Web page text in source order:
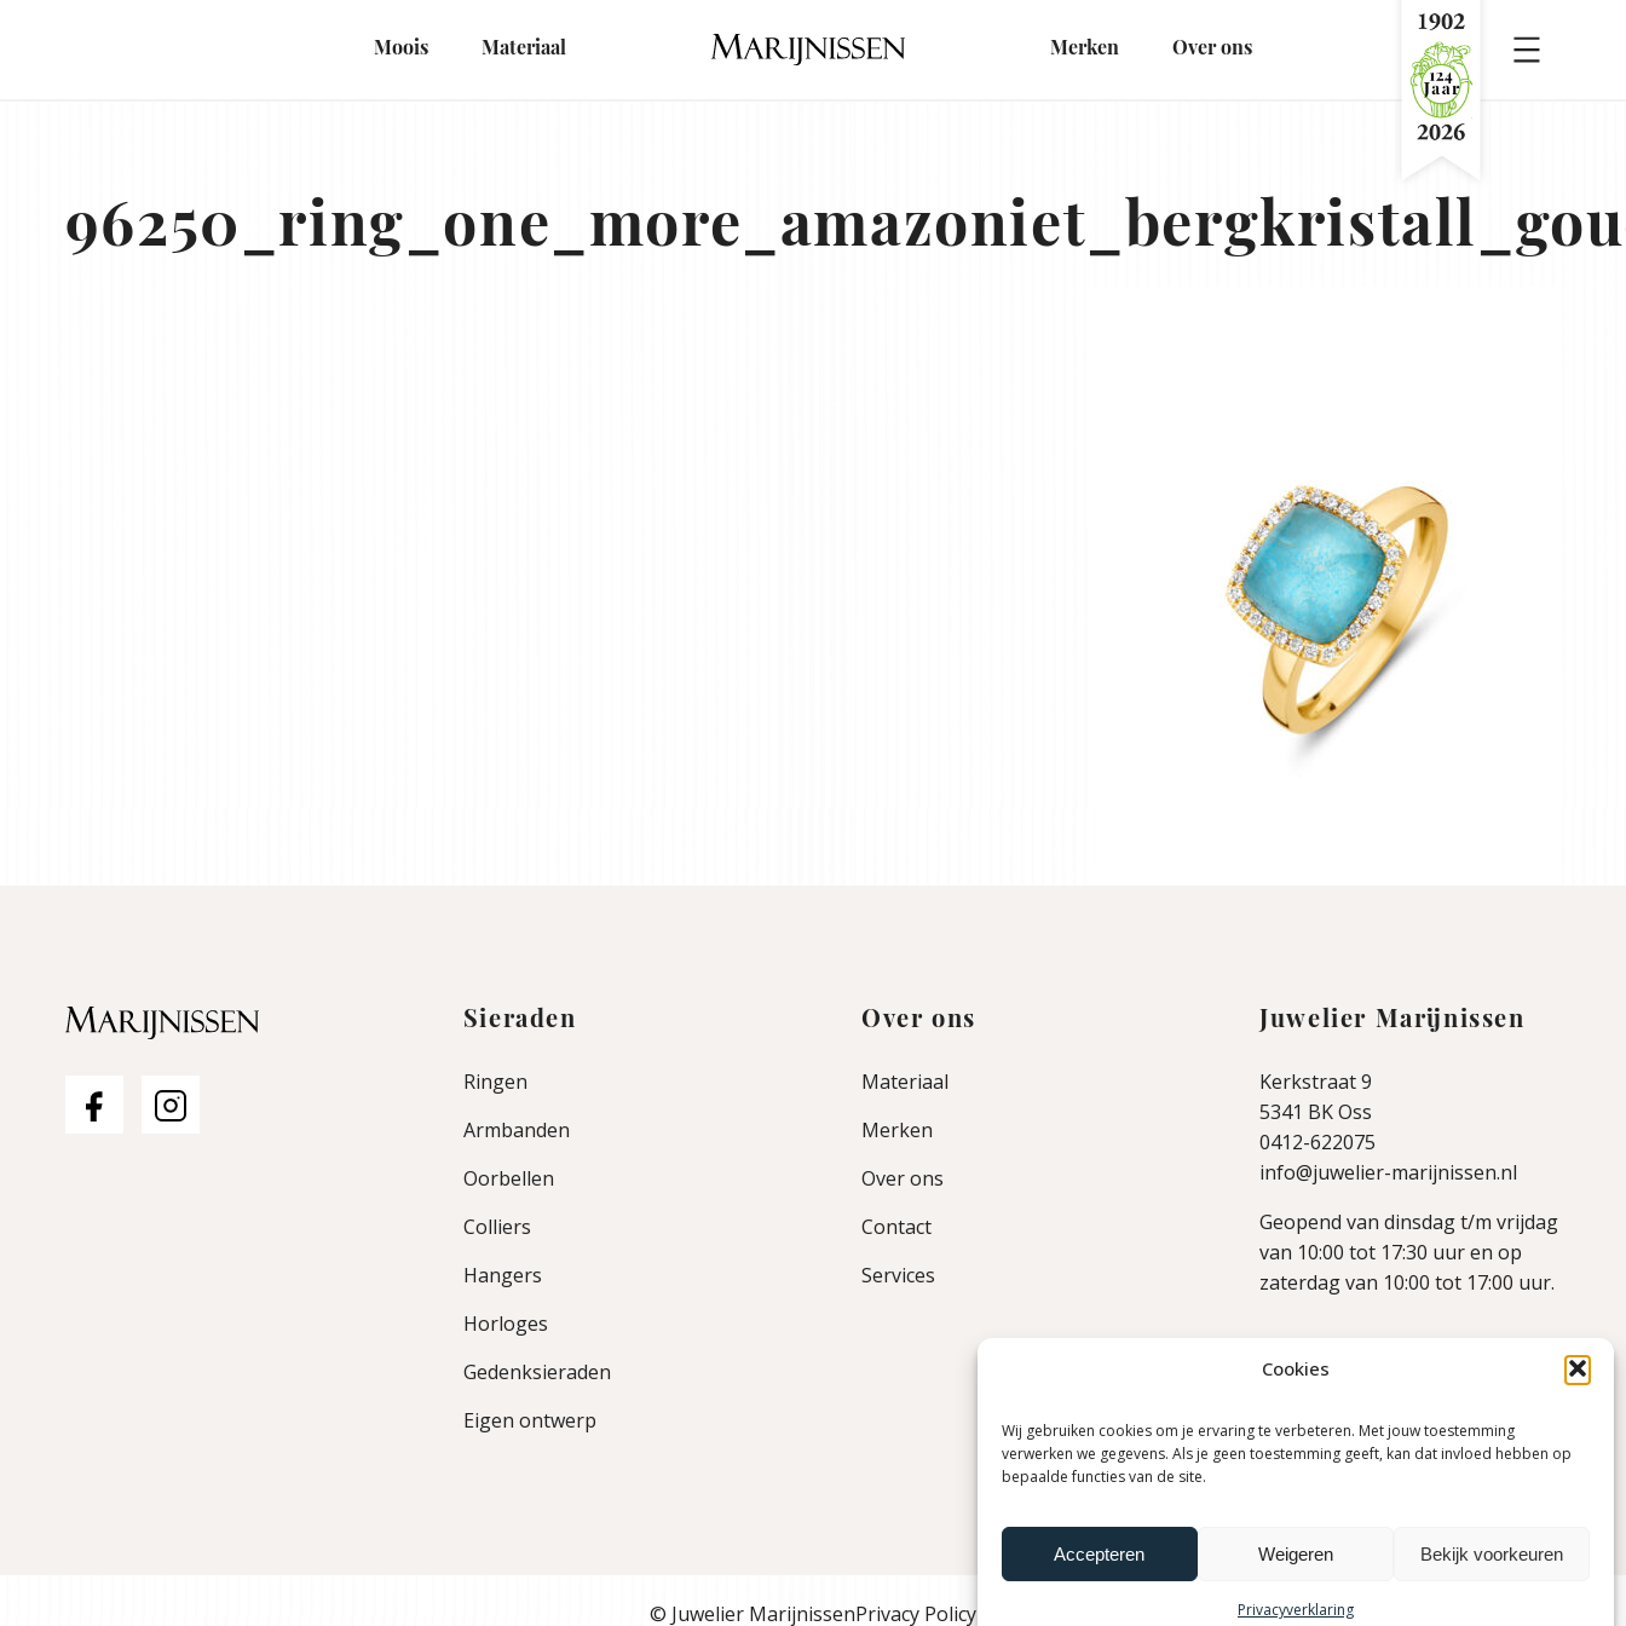
Cookies
Wij gebruiken cookies om je ervaring te verbeteren. Met jouw toestemming
verwerken we gegevens. Als je geen toestemming geeft, kan dat invloed hebben op
bepaalde functies van de site.
Accepteren Weigeren Bekijk voorkeuren
Privacyverklaring
Moois Materiaal Home Merken Over ons
Sieraden
Ringen
Armbanden
Oorbellen
Colliers
Hangers
Horloges
Gedenksieraden
Eigen ontwerp
Over ons
Materiaal
Merken
Over ons
Contact
Services
Juwelier Marijnissen
Kerkstraat 9
5341 BK Oss
0412-622075
info@juwelier-marijnissen.nl
Geopend van dinsdag t/m vrijdag
van 10:00 tot 17:30 uur en op
zaterdag van 10:00 tot 17:00 uur.
Privacy Policy
© Juwelier Marijnissen